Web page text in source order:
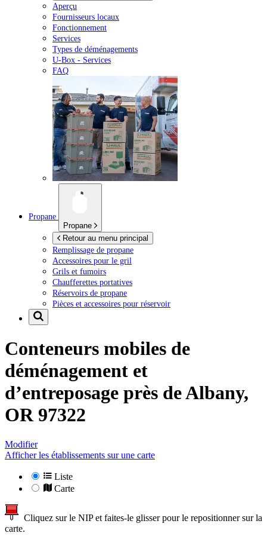
Aperçu
Fournisseurs locaux
Fonctionnement
Services
Types de déménagements
U-Box - Services
FAQ
Propane
Propane
Retour au menu principal
Remplissage de propane
Accessoires pour le gril
Grils et fumoirs
Chaufferettes portatives
Réservoirs de propane
Pièces et accessoires pour réservoir
Conteneurs mobiles de
déménagement et
d’entreposage près deAlbany,
OR 97322
Modifier
Afficher les établissements sur une carte
Liste
Carte
Cliquez sur le NIP et faites-le glisser pour le repositionner sur la
carte.